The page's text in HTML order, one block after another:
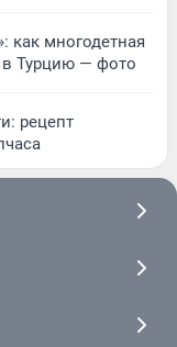
как многодетная
в Турцию — фото
рецепт